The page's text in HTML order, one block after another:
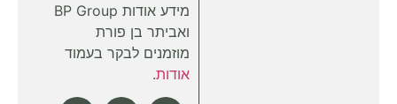
מידע אודות BP Group
ואביתר בן פורת
מוזמנים לבקר בעמוד
אודות.